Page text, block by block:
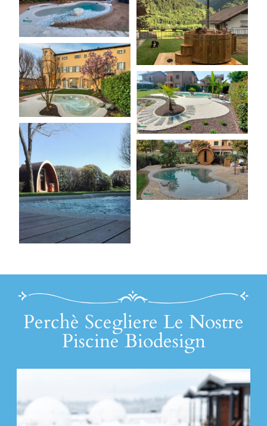
Perchè Scegliere Le Nostre
Piscine Biodesign